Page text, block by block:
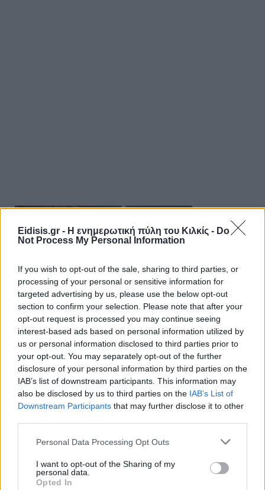
Eidisis.gr - Η ενημερωτική πύλη του Κιλκίς - Do
Not Process My Personal Information
If you wish to opt-out of the sale, sharing to third parties, or
processing of your personal or sensitive information for
targeted advertising by us, please use the below opt-out
section to confirm your selection. Please note that after your
opt-out request is processed you may continue seeing
interest-based ads based on personal information utilized by
us or personal information disclosed to third parties prior to
your opt-out. You may separately opt-out of the further
disclosure of your personal information by third parties on the
IAB’s list of downstream participants. This information may
also be disclosed by us to third parties on the IAB’s List of
Downstream Participants that may further disclose it to other
Personal Data Processing Opt Outs
I want to opt-out of the Sharing of my
personal data.
Opted In